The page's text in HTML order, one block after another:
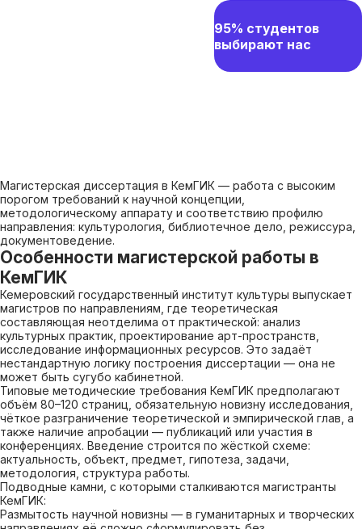
95% студентов
выбирают нас
Магистерская диссертация в КемГИК — работа с высоким
порогом требований к научной концепции,
методологическому аппарату и соответствию профилю
направления: культурология, библиотечное дело, режиссура,
документоведение.
Особенности магистерской работы в
КемГИК
Кемеровский государственный институт культуры выпускает
магистров по направлениям, где теоретическая
составляющая неотделима от практической: анализ
культурных практик, проектирование арт-пространств,
исследование информационных ресурсов. Это задаёт
нестандартную логику построения диссертации — она не
может быть сугубо кабинетной.
Типовые методические требования КемГИК предполагают
объём 80–120 страниц, обязательную новизну исследования,
чёткое разграничение теоретической и эмпирической глав, а
также наличие апробации — публикаций или участия в
конференциях. Введение строится по жёсткой схеме:
актуальность, объект, предмет, гипотеза, задачи,
методология, структура работы.
Подводные камни, с которыми сталкиваются магистранты
КемГИК:
Размытость научной новизны — в гуманитарных и творческих